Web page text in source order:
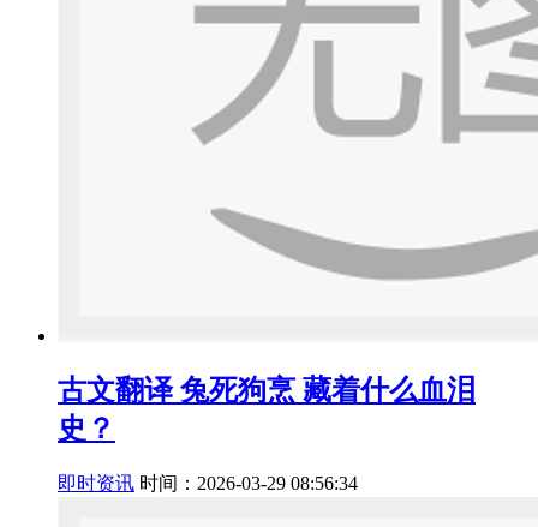
古文翻译 兔死狗烹 藏着什么血泪
史？
即时资讯 时间：2026-03-29 08:56:34